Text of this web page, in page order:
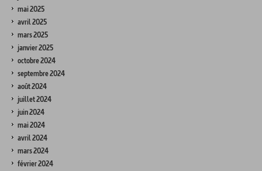
mai 2025
avril 2025
mars 2025
janvier 2025
octobre 2024
septembre 2024
août 2024
juillet 2024
juin 2024
mai 2024
avril 2024
mars 2024
février 2024